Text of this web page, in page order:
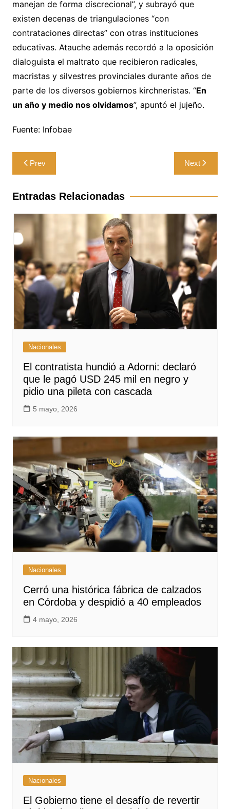
manejan de forma discrecional”, y subrayó que
existen decenas de triangulaciones “con
contrataciones directas” con otras instituciones
educativas. Atauche además recordó a la oposición
dialoguista el maltrato que recibieron radicales,
macristas y silvestres provinciales durante años de
parte de los diversos gobiernos kirchneristas. “En
un año y medio nos olvidamos”, apuntó el jujeño.
Fuente: Infobae
Navegación
de
entradas
Prev Next
Entradas Relacionadas
Nacionales
El contratista hundió a Adorni: declaró
que le pagó USD 245 mil en negro y
pidio una pileta con cascada
5 mayo, 2026
Nacionales
Cerró una histórica fábrica de calzados
en Córdoba y despidió a 40 empleados
4 mayo, 2026
Nacionales
El Gobierno tiene el desafío de revertir